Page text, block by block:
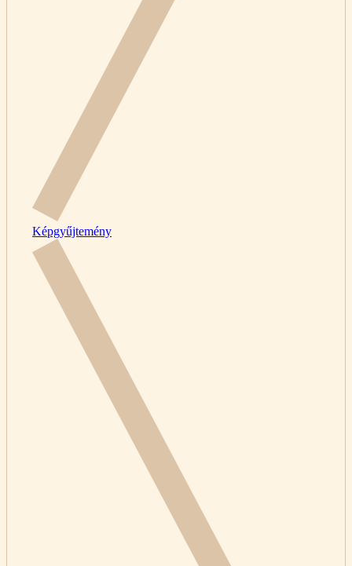
Képgyűjtemény